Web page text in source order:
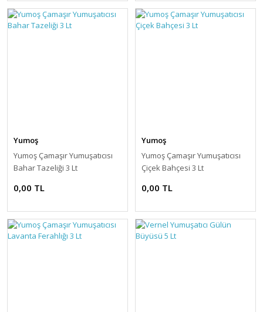
Yumoş
Yumoş Çamaşır Yumuşatıcısı
Bahar Tazeliği 3 Lt
0,00 TL
Yumoş
Yumoş Çamaşır Yumuşatıcısı
Çiçek Bahçesi 3 Lt
0,00 TL